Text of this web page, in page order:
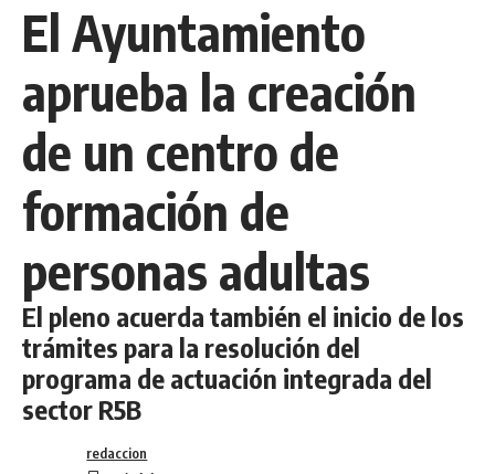
El Ayuntamiento
aprueba la creación
de un centro de
formación de
personas adultas
El pleno acuerda también el inicio de los
trámites para la resolución del
programa de actuación integrada del
sector R5B
redaccion